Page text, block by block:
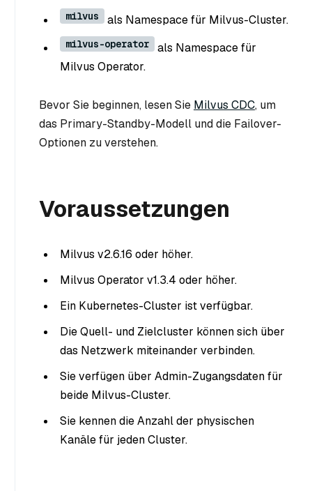
milvus als Namespace für Milvus-Cluster.
milvus-operator
als Namespace für
Milvus Operator.
Bevor Sie beginnen, lesen Sie Milvus CDC, um
das Primary-Standby-Modell und die Failover-
Optionen zu verstehen.
Voraussetzungen
Milvus v2.6.16 oder höher.
Milvus Operator v1.3.4 oder höher.
Ein Kubernetes-Cluster ist verfügbar.
Die Quell- und Zielcluster können sich über
das Netzwerk miteinander verbinden.
Sie verfügen über Admin-Zugangsdaten für
beide Milvus-Cluster.
Sie kennen die Anzahl der physischen
Kanäle für jeden Cluster.